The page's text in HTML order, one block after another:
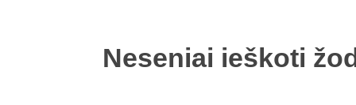
Neseniai ieškoti